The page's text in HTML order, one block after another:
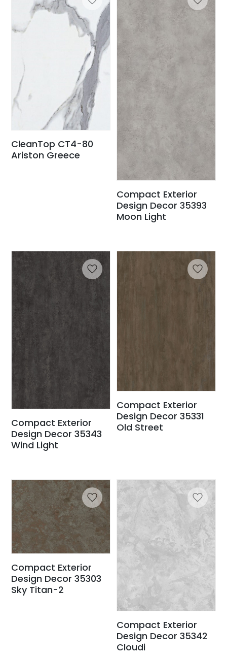
CleanTop CT4-80
Ariston Greece
Compact Exterior
Design Decor 35393
Moon Light
Compact Exterior
Design Decor 35343
Wind Light
Compact Exterior
Design Decor 35331
Old Street
Compact Exterior
Design Decor 35303
Sky Titan-2
Compact Exterior
Design Decor 35342
Cloudi